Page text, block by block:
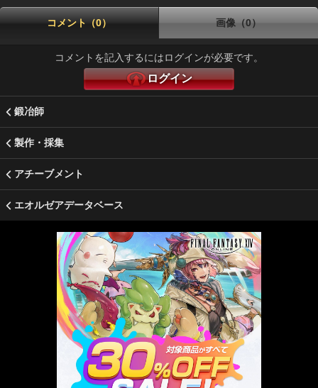
コメント（0） 画像（0）
コメントを記入するにはログインが必要です。
ログイン
鍛冶師
製作・採集
アチーブメント
エオルゼアデータベース